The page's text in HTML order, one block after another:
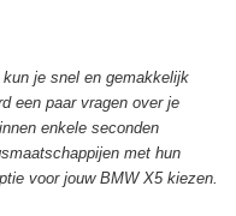
je snel en gemakkelijk
een paar vragen over je
enkele seconden
met hun
voor jouw BMW X5 kiezen.